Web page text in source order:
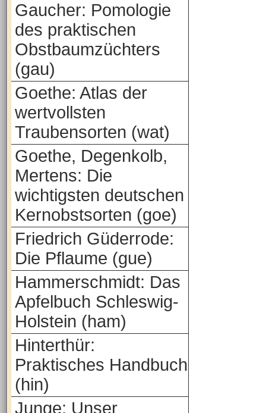
Gaucher: Pomologie
des praktischen
Obstbaumzüchters
(gau)
Goethe: Atlas der
wertvollsten
Traubensorten (wat)
Goethe, Degenkolb,
Mertens: Die
wichtigsten deutschen
Kernobstsorten (goe)
Friedrich Güderrode:
Die Pflaume (gue)
Hammerschmidt: Das
Apfelbuch Schleswig-
Holstein (ham)
Hinterthür:
Praktisches Handbuch
(hin)
Junge: Unser